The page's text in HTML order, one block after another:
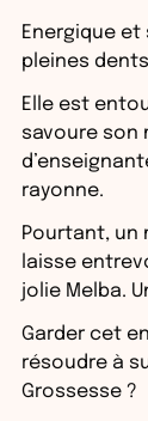
Energique
pleines
Elle est
savoure son
rayonne.
Pourtant, un
laisse
jolie Melba.
Garder cet
résoudre à
Grossesse ?